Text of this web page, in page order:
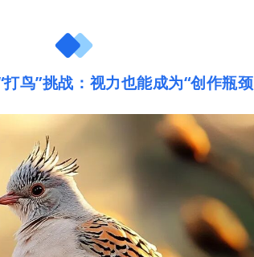
鸟”挑战：视力也能成为“创作瓶颈